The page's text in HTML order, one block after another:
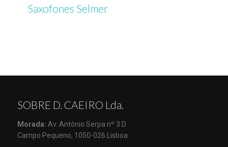
Saxofones Selmer
SOBRE D. CAEIRO Lda.
Morada: Av. António Serpa nº 3 D
Campo Pequeno, 1050-026 Lisboa